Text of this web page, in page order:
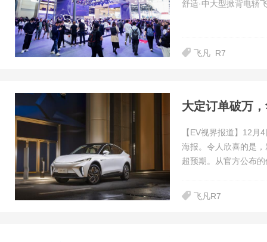
舒适·中大型掀背电轿
飞凡 R7
大定订单破万
【EV视界报道】12
海报。令人欣喜的是
超预期。从官方公布
飞凡R7